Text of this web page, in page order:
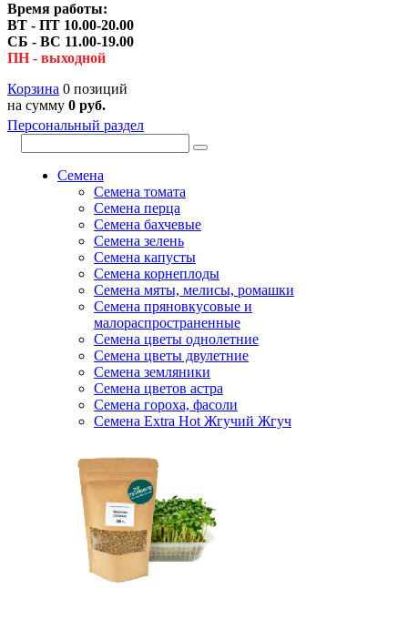
Время работы:
ВТ - ПТ 10.00-20.00
СБ - ВС 11.00-19.00
ПН - выходной
Корзина 0 позиций
на сумму 0 руб.
Персональный раздел
Семена
Семена томата
Семена перца
Семена бахчевые
Семена зелень
Семена капусты
Семена корнеплоды
Семена мяты, мелисы, ромашки
Семена пряновкусовые и
малораспространенные
Семена цветы однолетние
Семена цветы двулетние
Семена земляники
Семена цветов астра
Семена гороха, фасоли
Семена Extra Hot Жгучий Жгуч